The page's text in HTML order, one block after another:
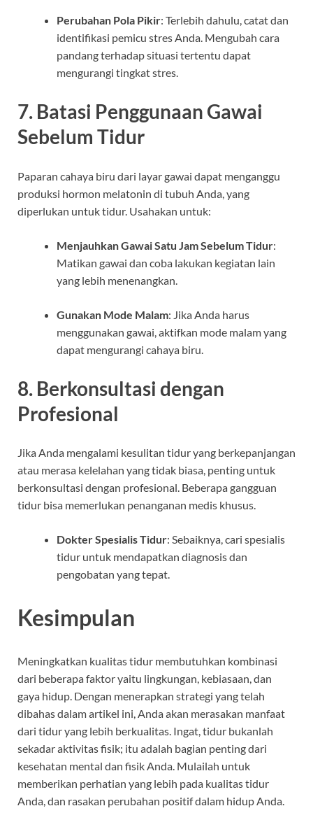
Perubahan Pola Pikir: Terlebih dahulu, catat dan
identifikasi pemicu stres Anda. Mengubah cara
pandang terhadap situasi tertentu dapat
mengurangi tingkat stres.
7. Batasi Penggunaan Gawai
Sebelum Tidur
Paparan cahaya biru dari layar gawai dapat menganggu
produksi hormon melatonin di tubuh Anda, yang
diperlukan untuk tidur. Usahakan untuk:
Menjauhkan Gawai Satu Jam Sebelum Tidur:
Matikan gawai dan coba lakukan kegiatan lain
yang lebih menenangkan.
Gunakan Mode Malam: Jika Anda harus
menggunakan gawai, aktifkan mode malam yang
dapat mengurangi cahaya biru.
8. Berkonsultasi dengan
Profesional
Jika Anda mengalami kesulitan tidur yang berkepanjangan
atau merasa kelelahan yang tidak biasa, penting untuk
berkonsultasi dengan profesional. Beberapa gangguan
tidur bisa memerlukan penanganan medis khusus.
Dokter Spesialis Tidur: Sebaiknya, cari spesialis
tidur untuk mendapatkan diagnosis dan
pengobatan yang tepat.
Kesimpulan
Meningkatkan kualitas tidur membutuhkan kombinasi
dari beberapa faktor yaitu lingkungan, kebiasaan, dan
gaya hidup. Dengan menerapkan strategi yang telah
dibahas dalam artikel ini, Anda akan merasakan manfaat
dari tidur yang lebih berkualitas. Ingat, tidur bukanlah
sekadar aktivitas fisik; itu adalah bagian penting dari
kesehatan mental dan fisik Anda. Mulailah untuk
memberikan perhatian yang lebih pada kualitas tidur
Anda, dan rasakan perubahan positif dalam hidup Anda.